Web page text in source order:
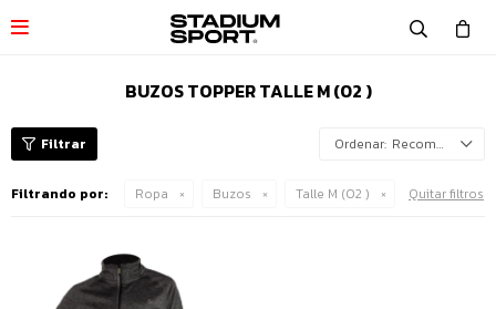

BUZOS TOPPER TALLE M (02 )
Recomendados
Filtrando por: Ropa Buzos Talle M (02 ) Quitar filtros